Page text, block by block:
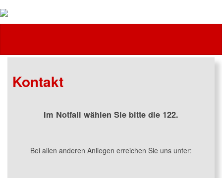
Kontakt
Im Notfall wählen Sie bitte die 122.
Bei allen anderen Anliegen erreichen Sie uns unter: